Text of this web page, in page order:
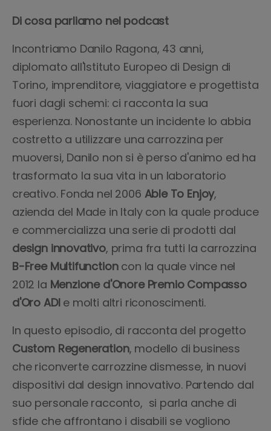
Di cosa parliamo nel podcast
Incontriamo Danilo Ragona, 43 anni,
diplomato all'Istituto Europeo di Design di
Torino, imprenditore, viaggiatore e progettista
fuori dagli schemi: ci racconta la sua
esperienza. Nonostante un incidente lo abbia
costretto a utilizzare una carrozzina per
muoversi, Danilo non si è perso d'animo ed ha
trasformato la sua vita in un laboratorio
creativo. Fonda nel 2006 Able To Enjoy,
azienda del Made in Italy con la quale produce
e commercializza una serie di prodotti dal
design innovativo, prima fra tutti la carrozzina
B-Free Multifunction con la quale vince nel
2012 la Menzione d'Onore Premio Compasso
d'Oro ADI e molti altri riconoscimenti.
In questo episodio, di racconta del progetto
Custom Regeneration, modello di business
che riconverte carrozzine dismesse, in nuovi
dispositivi dal design innovativo. Partendo dal
suo personale racconto, si parla anche di
sfide che affrontano i disabili se vogliono